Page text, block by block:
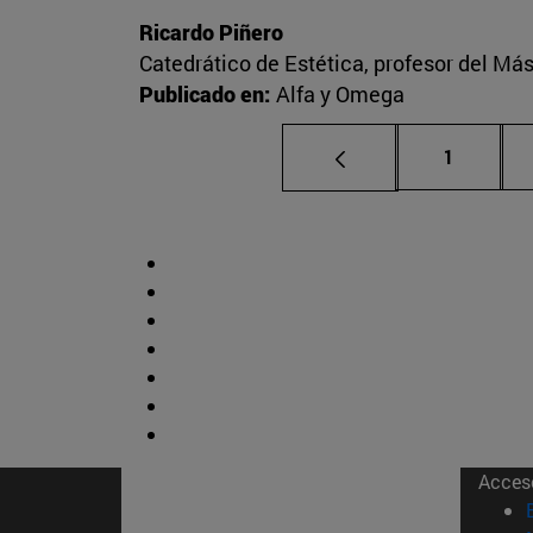
Ricardo Piñero
Catedrático de Estética, profesor del
Publicado en: Alfa y Omega
Página
1